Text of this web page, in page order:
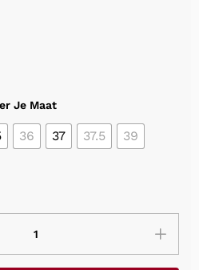
Je Maat
36 37 37.5
39